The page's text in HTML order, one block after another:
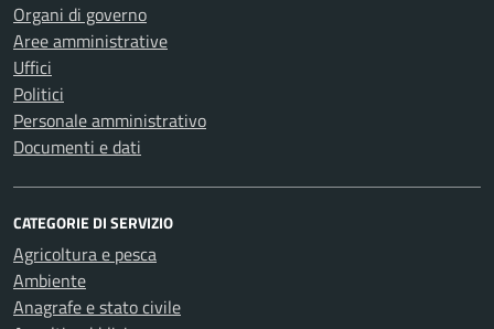
Organi di governo
Aree amministrative
Uffici
Politici
Personale amministrativo
Documenti e dati
CATEGORIE DI SERVIZIO
Agricoltura e pesca
Ambiente
Anagrafe e stato civile